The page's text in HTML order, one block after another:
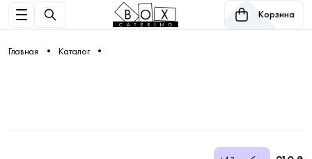
Корзина
Главная Каталог